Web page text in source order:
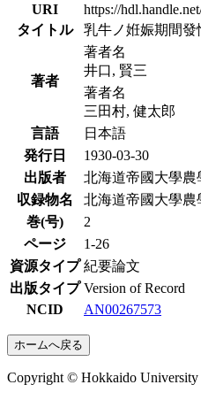
URI
https://
タイトル
乳牛ノ姙娠期間
著者
著者名
井口, 賢三
著者名
三田村, 健太郎
言語
日本語
発行日
1930-03-30
出版者
北海道帝國大學農
収録物名
北海道帝國大學
巻(号)
2
ページ
1-26
資源タイプ 紀要論文
出版タイプ Version of Record
NCID
AN00267573
ホームへ戻る
Copyright © Hokkaido University